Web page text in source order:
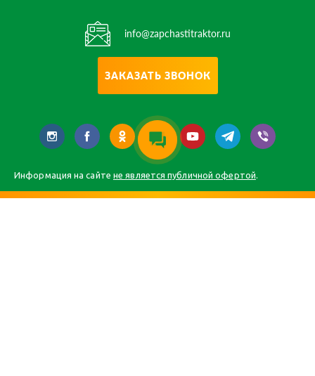
info@zapchastitraktor.ru
ЗАКАЗАТЬ ЗВОНОК
Информация на сайте не является публичной офертой.